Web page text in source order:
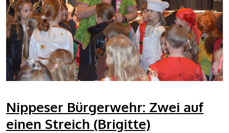
Nippeser Bürgerwehr: Zwei auf
einen Streich (Brigitte)